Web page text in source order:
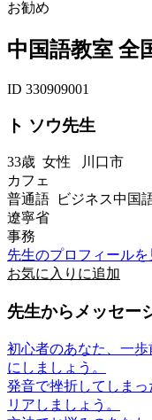
お勧め
中国語教室 全
ID 330909001
ト ソウ先生
33歳 女性 川口市
カフェ
普通語 ビジネス中国
遼寧省
事務
先生のプロフィールを
お気に入りに追加
先生からメッセー
初心者のあなた、一
にしましょう。
発音で挫折してしま
リアしましょう。